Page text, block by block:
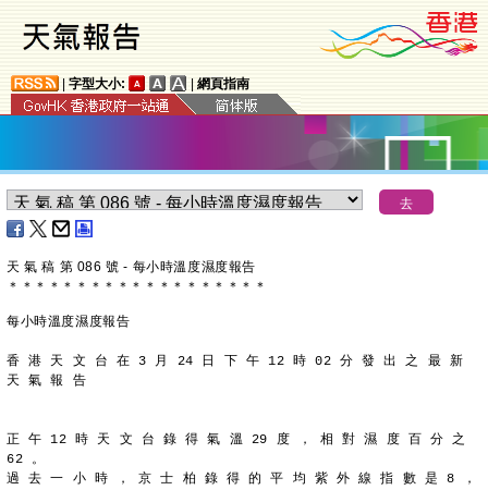
字型大小: 網頁指南
天 氣 稿 第 086 號 - 每小時溫度濕度報告
＊ ＊ ＊ ＊ ＊ ＊ ＊ ＊ ＊ ＊ ＊ ＊ ＊ ＊ ＊ ＊ ＊ ＊ ＊
每小時溫度濕度報告
香 港 天 文 台 在 3 月 24 日 下 午 12 時 02 分 發 出 之 最 新
天 氣 報 告
正 午 12 時 天 文 台 錄 得 氣 溫 29 度 ， 相 對 濕 度 百 分 之
62 。
過 去 一 小 時 ， 京 士 柏 錄 得 的 平 均 紫 外 線 指 數 是 8 ，